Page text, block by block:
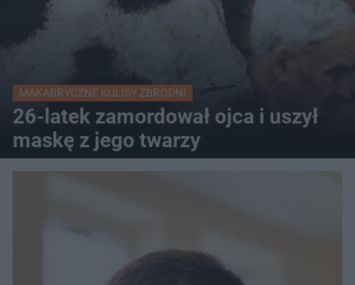
MAKABRYCZNE KULISY ZBRODNI
26-latek zamordował ojca i uszył
maskę z jego twarzy